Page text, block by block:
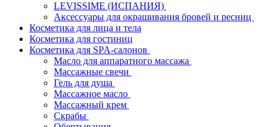
LEVISSIME (ИСПАНИЯ)
Аксессуары для окрашивания бровей и ресниц
Косметика для лица и тела
Косметика для гостиниц
Косметика для SPA-салонов
Масло для аппаратного массажа
Массажные свечи
Гель для душа
Массажное масло
Массажный крем
Скрабы